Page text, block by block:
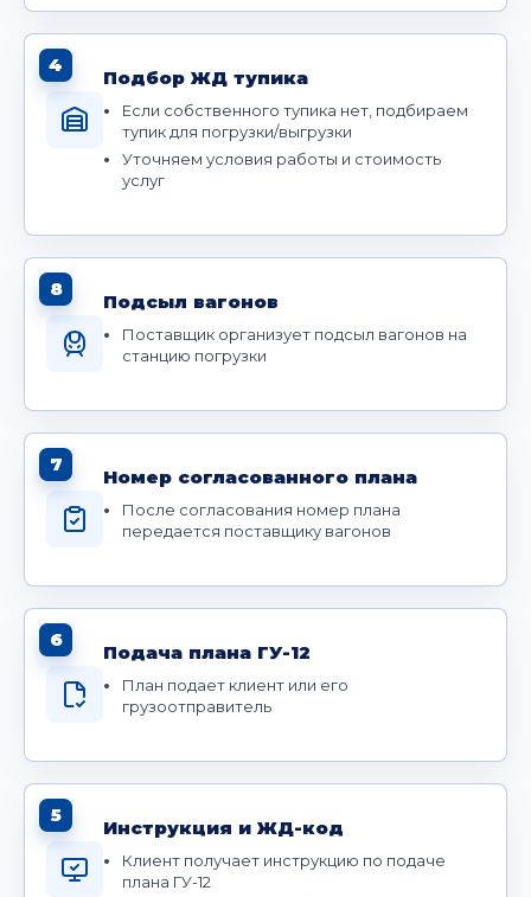
4
Подбор ЖД тупика
Если собственного тупика нет, подбираем
тупик для погрузки/выгрузки
Уточняем условия работы и стоимость
услуг
8
Подсыл вагонов
Поставщик организует подсыл вагонов на
станцию погрузки
7
Номер согласованного плана
После согласования номер плана
передается поставщику вагонов
6
Подача плана ГУ-12
План подает клиент или его
грузоотправитель
5
Инструкция и ЖД-код
Клиент получает инструкцию по подаче
плана ГУ-12